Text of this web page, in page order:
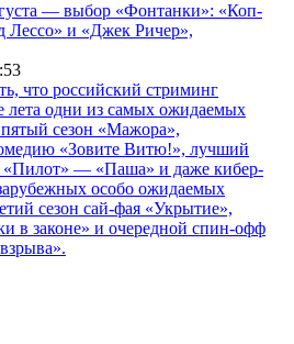
— выбор «Фонтанки»: «Коп-
Лессо» и «Джек Ричер»,
что российский стриминг
лета одни из самых ожидаемых
пятый сезон «Мажора»,
«Зовите Витю!», лучший
«Пилот» — «Паша» и даже кибер-
особо ожидаемых
сезон сай-фая «Укрытие»,
в законе» и очередной спин-офф